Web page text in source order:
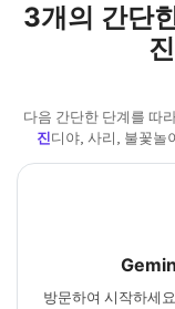
3개의 간단
다음 간단한 단계를 따
진디야, 사리, 불꽃놀
방문하여 시작하세